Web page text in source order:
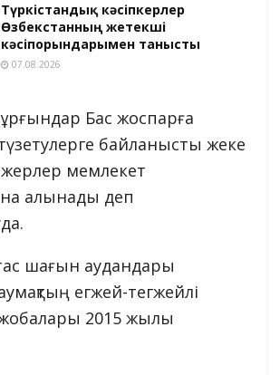
Түркістандық кәсіпкерлер
Өзбекстанның жетекші
кәсіпорындарымен танысты
07.08.2026
Бас жоспарға
түзетулерге байланысты жеке
жерлер мемлекет
алынады деп
шағын аудандары
егжей-тегжейлі
2015 жылы